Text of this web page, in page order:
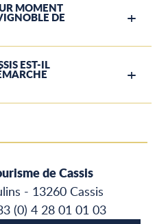
MOMENT
DE
EST-IL
de Cassis
- 13260 Cassis
(0) 4 28 01 01 03